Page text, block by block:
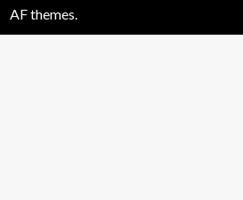
AF themes.